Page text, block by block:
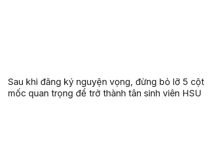
Sau khi đăng ký nguyện vọng, đừng bỏ lỡ 5 cột
mốc quan trọng để trở thành tân sinh viên HSU